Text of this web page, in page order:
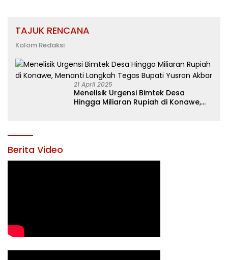
TAJUK RENCANA
Kolom Redaksi
21 April 2025
Menelisik Urgensi Bimtek Desa
Hingga Miliaran Rupiah di Konawe,
Berita Video